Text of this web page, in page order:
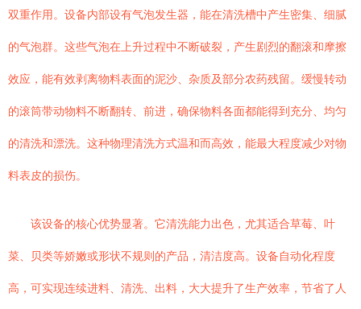
双重作用。设备内部设有气泡发生器，能在清洗槽中产生密集、细腻
的气泡群。这些气泡在上升过程中不断破裂，产生剧烈的翻滚和摩擦
效应，能有效剥离物料表面的泥沙、杂质及部分农药残留。缓慢转动
的滚筒带动物料不断翻转、前进，确保物料各面都能得到充分、均匀
的清洗和漂洗。这种物理清洗方式温和而高效，能最大程度减少对物
料表皮的损伤。
该设备的核心优势显著。它清洗能力出色，尤其适合草莓、叶
菜、贝类等娇嫩或形状不规则的产品，清洁度高。设备自动化程度
高，可实现连续进料、清洗、出料，大大提升了生产效率，节省了人